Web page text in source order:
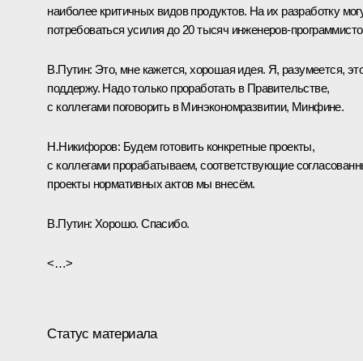
наиболее критичных видов продуктов. На их разработку
потребоваться усилия до 20 тысяч инженеров-
В.Путин: Это, мне кажется, хорошая идея. Я, разумеется,
поддержу. Надо только проработать в Правительстве,
с коллегами поговорить в Минэкономразвитии, Минфине.
Н.Никифоров: Будем готовить конкретные проекты,
с коллегами прорабатываем, соответствующие
проекты нормативных актов мы внесём.
В.Путин: Хорошо. Спасибо.
<…>
Статус материала